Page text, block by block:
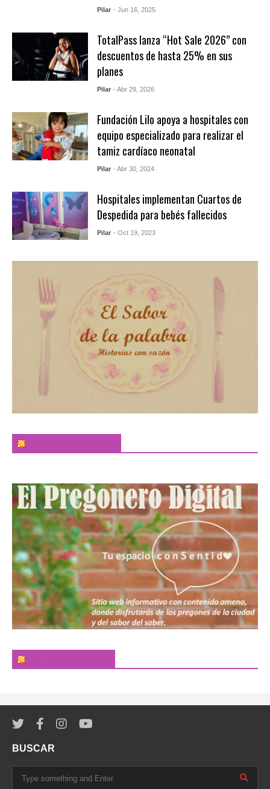
Pilar - Jun 16, 2025
TotalPass lanza “Hot Sale 2026” con
descuentos de hasta 25% en sus
planes
Pilar - Abr 29, 2026
Fundación Lilo apoya a hospitales con
equipo especializado para realizar el
tamiz cardíaco neonatal
Pilar - Abr 30, 2024
Hospitales implementan Cuartos de
Despedida para bebés fallecidos
Pilar - Oct 19, 2023
BUSCAR